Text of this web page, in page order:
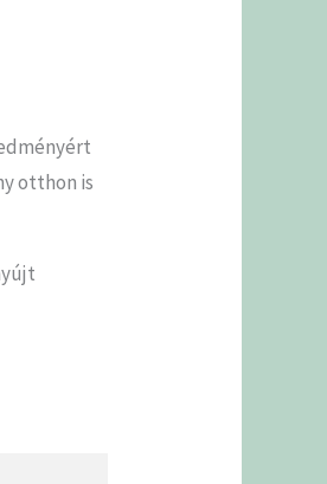
otthon is